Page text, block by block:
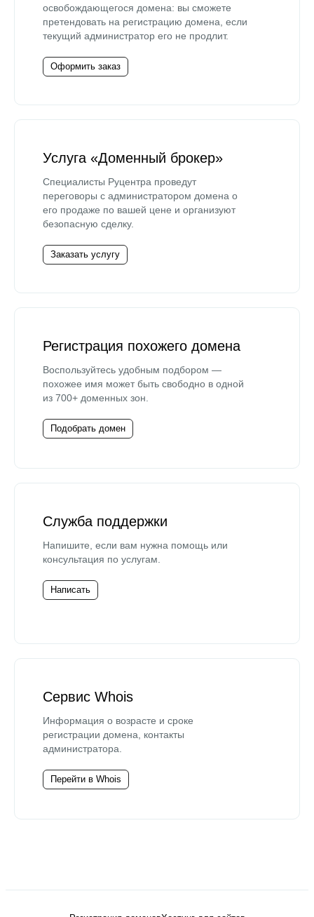
освобождающегося домена: вы сможете
претендовать на регистрацию домена, если
текущий администратор его не продлит.
Оформить заказ
Услуга «Доменный брокер»
Специалисты Руцентра проведут
переговоры с администратором домена о
его продаже по вашей цене и организуют
безопасную сделку.
Заказать услугу
Регистрация похожего домена
Воспользуйтесь удобным подбором —
похожее имя может быть свободно в одной
из 700+ доменных зон.
Подобрать домен
Служба поддержки
Напишите, если вам нужна помощь или
консультация по услугам.
Написать
Сервис Whois
Информация о возрасте и сроке
регистрации домена, контакты
администратора.
Перейти в Whois